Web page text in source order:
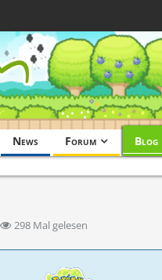
News Forum Blog
298 Mal gelesen